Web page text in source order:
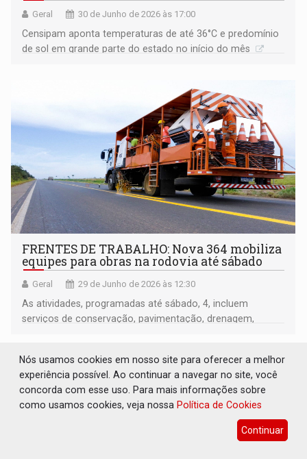
Geral 30 de Junho de 2026 às 17:00
Censipam aponta temperaturas de até 36°C e predomínio
de sol em grande parte do estado no início do mês
FRENTES DE TRABALHO: Nova 364 mobiliza
equipes para obras na rodovia até sábado
Geral 29 de Junho de 2026 às 12:30
As atividades, programadas até sábado, 4, incluem
serviços de conservação, pavimentação, drenagem,
Nós usamos cookies em nosso site para oferecer a melhor
experiência possível. Ao continuar a navegar no site, você
concorda com esse uso. Para mais informações sobre
como usamos cookies, veja nossa Política de Cookies
Continuar